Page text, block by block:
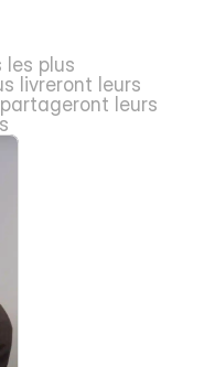
les plus
livreront leurs
leurs